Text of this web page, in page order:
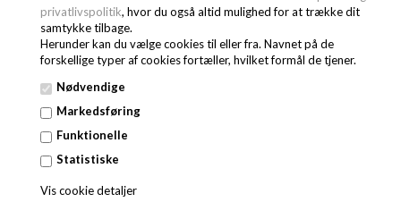
privatlivspolitik, hvor du også altid mulighed for at trække dit
samtykke tilbage.
Herunder kan du vælge cookies til eller fra. Navnet på de
forskellige typer af cookies fortæller, hvilket formål de tjener.
Nødvendige
Markedsføring
Funktionelle
Statistiske
Vis cookie detaljer
(EXCL. MOMS)
RMG-VT 70/80 E